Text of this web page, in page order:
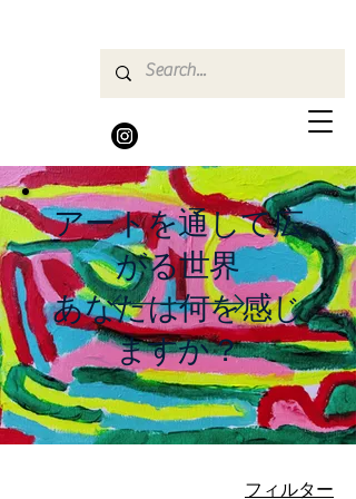
アートを通して広
がる世界
あなたは何を感じ
ますか？
フィルター